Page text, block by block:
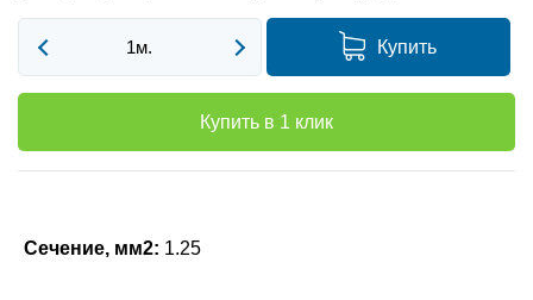
Купить
Купить в 1 клик
Сечение, мм2: 1.25